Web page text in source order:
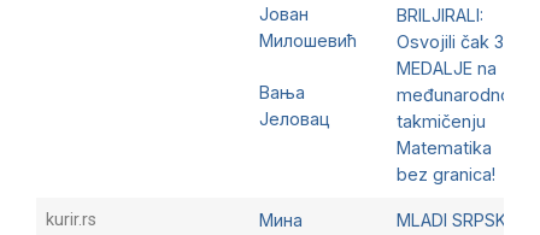
Јован
Милошевић
Вања
Јеловац
BRILJIRALI:
Osvojili čak 32
MEDALJE na
međunarodnom
takmičenju
Matematika
bez granica!
kurir.rs
Мина
MLADI SRPSKI